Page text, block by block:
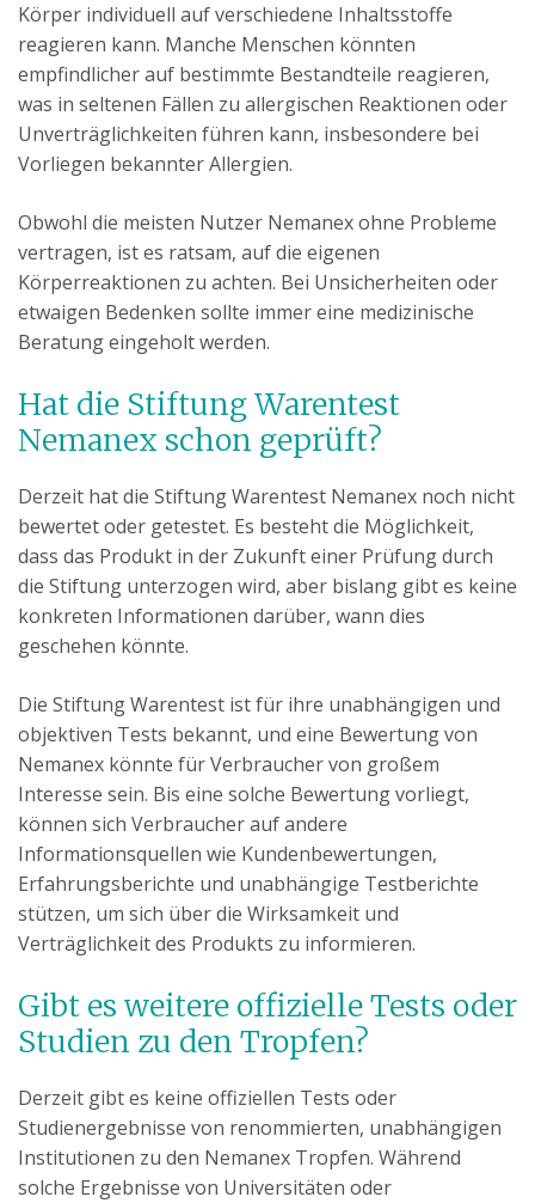
Körper individuell auf verschiedene Inhaltsstoffe
reagieren kann. Manche Menschen könnten
empfindlicher auf bestimmte Bestandteile reagieren,
was in seltenen Fällen zu allergischen Reaktionen oder
Unverträglichkeiten führen kann, insbesondere bei
Vorliegen bekannter Allergien.
Obwohl die meisten Nutzer Nemanex ohne Probleme
vertragen, ist es ratsam, auf die eigenen
Körperreaktionen zu achten. Bei Unsicherheiten oder
etwaigen Bedenken sollte immer eine medizinische
Beratung eingeholt werden.
Hat die Stiftung Warentest
Nemanex schon geprüft?
Derzeit hat die Stiftung Warentest Nemanex noch nicht
bewertet oder getestet. Es besteht die Möglichkeit,
dass das Produkt in der Zukunft einer Prüfung durch
die Stiftung unterzogen wird, aber bislang gibt es keine
konkreten Informationen darüber, wann dies
geschehen könnte.
Die Stiftung Warentest ist für ihre unabhängigen und
objektiven Tests bekannt, und eine Bewertung von
Nemanex könnte für Verbraucher von großem
Interesse sein. Bis eine solche Bewertung vorliegt,
können sich Verbraucher auf andere
Informationsquellen wie Kundenbewertungen,
Erfahrungsberichte und unabhängige Testberichte
stützen, um sich über die Wirksamkeit und
Verträglichkeit des Produkts zu informieren.
Gibt es weitere offizielle Tests oder
Studien zu den Tropfen?
Derzeit gibt es keine offiziellen Tests oder
Studienergebnisse von renommierten, unabhängigen
Institutionen zu den Nemanex Tropfen. Während
solche Ergebnisse von Universitäten oder